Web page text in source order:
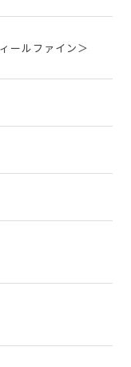
ールファイン＞